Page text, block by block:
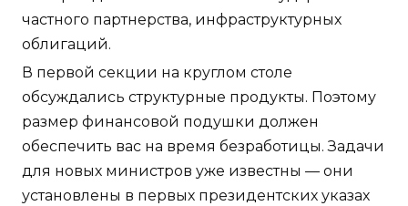
частного партнерства, инфраструктурных
облигаций.
В первой секции на круглом столе
обсуждались структурные продукты. Поэтому
размер финансовой подушки должен
обеспечить вас на время безработицы. Задачи
для новых министров уже известны — они
установлены в первых президентских указах